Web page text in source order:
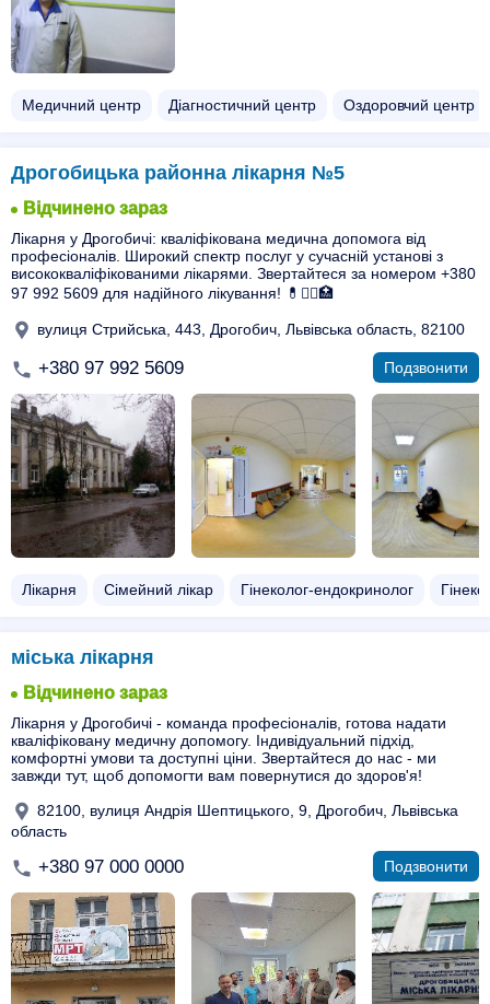
Медичний центр Діагностичний центр Оздоровчий центр
Дрогобицька районна лікарня №5
Відчинено зараз
Лікарня у Дрогобичі: кваліфікована медична допомога від
професіоналів. Широкий спектр послуг у сучасній установі з
висококваліфікованими лікарями. Звертайтеся за номером +380
97 992 5609 для надійного лікування! 💊👩‍⚕️🏥
вулиця Стрийська, 443, Дрогобич, Львівська область, 82100
+380 97 992 5609 Подзвонити
Лікарня Сімейний лікар Гінеколог-ендокринолог
міська лікарня
Відчинено зараз
Лікарня у Дрогобичі - команда професіоналів, готова надати
кваліфіковану медичну допомогу. Індивідуальний підхід,
комфортні умови та доступні ціни. Звертайтеся до нас - ми
завжди тут, щоб допомогти вам повернутися до здоров'я!
82100, вулиця Андрія Шептицького, 9, Дрогобич, Львівська
область
+380 97 000 0000 Подзвонити